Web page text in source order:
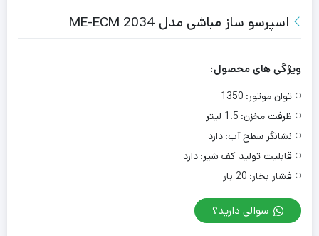
اسپرسو ساز مباشی مدل ME-ECM 2034
ویژگی های محصول:
توان موتور: 1350
ظرفت مخزن: 1.5 لیتر
نشانگر سطح آب: دارد
قابلیت تولید کف شیر: دارد
فشار بخار: 20 بار
سوالی دارید؟